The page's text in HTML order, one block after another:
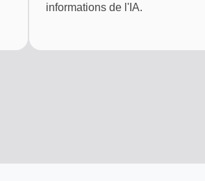
informations de l'IA.